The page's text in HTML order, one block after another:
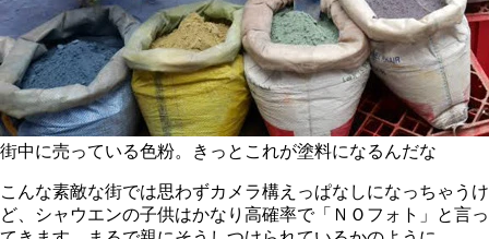
街中に売っている色粉。きっとこれが塗料になるんだな
こんな素敵な街では思わずカメラ構えっぱなしになっちゃうけ
ど、シャウエンの子供はかなり高確率で「ＮＯフォト」と言っ